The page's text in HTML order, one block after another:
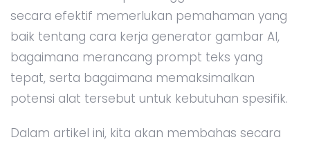
secara efektif memerlukan pemahaman yang
baik tentang cara kerja generator gambar AI,
bagaimana merancang prompt teks yang
tepat, serta bagaimana memaksimalkan
potensi alat tersebut untuk kebutuhan spesifik.
Dalam artikel ini, kita akan membahas secara